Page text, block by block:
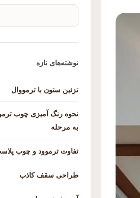
نوشته‌های تازه
تزئین ستون با ترمووال
نحوه رنگ آمیزی چوب
به مرحله
تفاوت ترموود و چوب
طراحی سقف کاذب